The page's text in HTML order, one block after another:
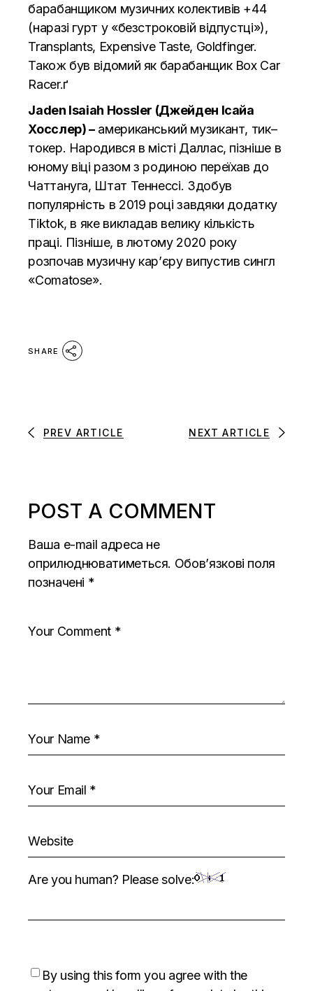
барабанщиком музичних колективів +44
(наразі гурт у «безстроковій відпустці»),
Transplants, Expensive Taste, Goldfinger.
Також був відомий як барабанщик Box Car
Racer.ґ
Jaden Isaiah Hossler (Джейден Ісайа
Хосслер)– американський музикант, тик–
токер. Народився в місті Даллас, пізніше в
юному віці разом з родиною переїхав до
Чаттануга, Штат Теннессі. Здобув
популярність в 2019 році завдяки додатку
Tiktok, в яке викладав велику кількість
праці. Пізніше, в лютому 2020 року
розпочав музичну кар’єру випустив сингл
«Comatose».
SHARE
PREV ARTICLE NEXT ARTICLE
POST A COMMENT
Ваша e-mail адреса не
оприлюднюватиметься. Обов’язкові поля
позначені *
Are you human? Please solve:
By using this form you agree with the